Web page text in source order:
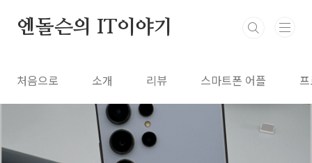
엔돌슨의 IT이야기
처음으로 소개 리뷰 스마트폰 어플